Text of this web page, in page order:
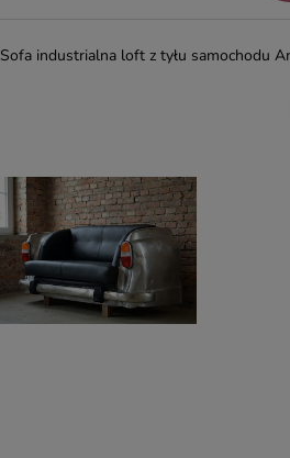
Sofa industrialna loft z tyłu samochodu